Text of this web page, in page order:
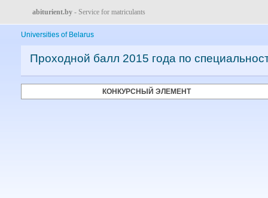
abiturient.by - Service for matriculants
Universities of Belarus
Проходной балл 2015 года по
КОНКУРСНЫЙ ЭЛЕМЕНТ